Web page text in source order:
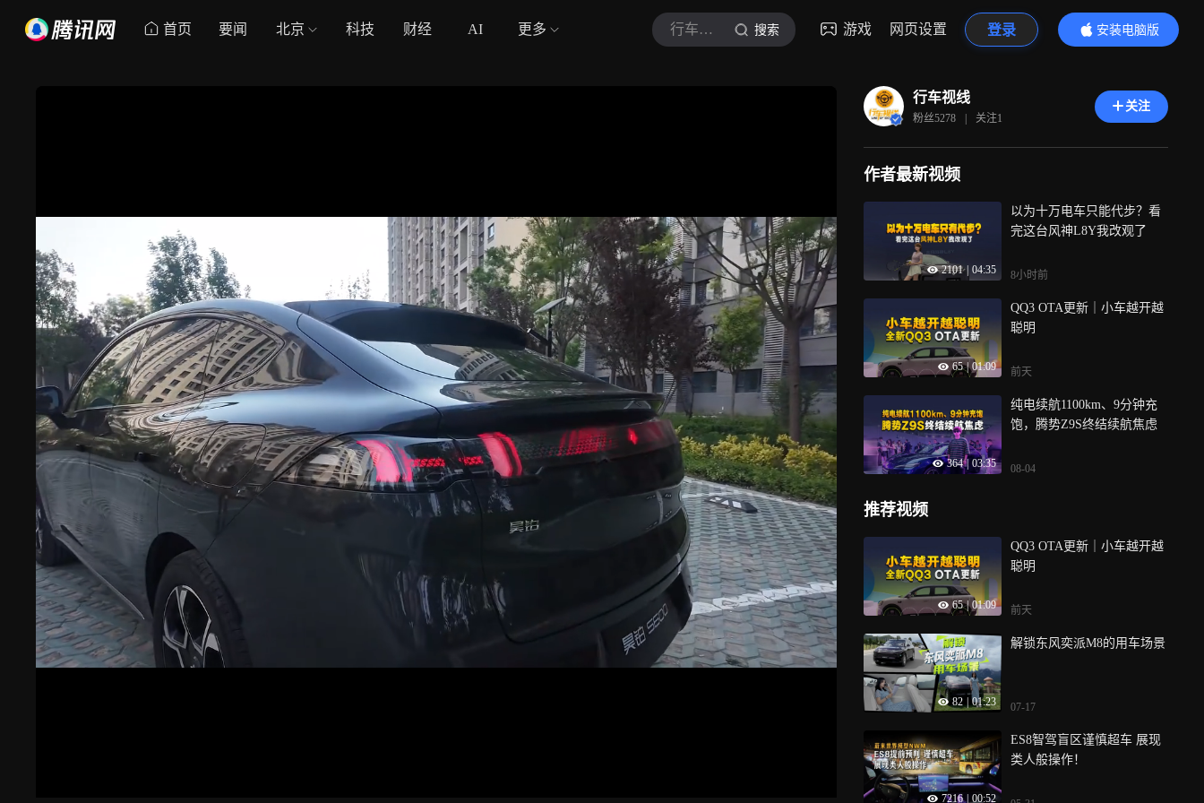
首页 要闻 北京 科技 财经 AI 更多 行车视线 搜索 游戏 网页设置 登录
安装电脑版
内容更精彩
行车视线
粉丝5278 | 关注1
关注
作者最新视频
2101 04:35
以为十万电车只能代步？看
完这台风神L8Y我改观了
8小时前
65 | 01:09
QQ3 OTA更新｜小车越开越
聪明
前天
364 | 03:35
纯电续航1100km、9分钟充
饱，腾势Z9S终结续航焦虑
08-04
推荐视频
65 | 01:09
QQ3 OTA更新｜小车越开越
聪明
前天
82 01:23
解锁东风奕派M8的用车场景
07-17
7216 00:52
ES8智驾盲区谨慎超车 展现
类人般操作！